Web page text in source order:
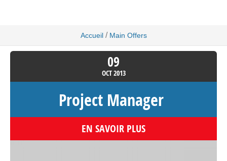
Accueil / Main Offers
09
OCT2013
Project Manager
EN SAVOIR PLUS